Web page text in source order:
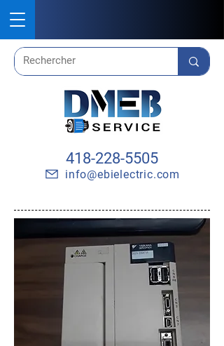
418-228-5505
info@ebielectric.com